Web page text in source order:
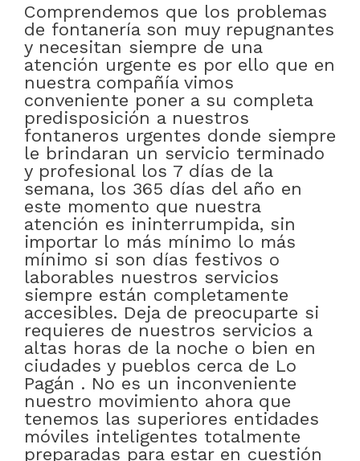
Comprendemos que los problemas
de fontanería son muy repugnantes
y necesitan siempre de una
atención urgente es por ello que en
nuestra compañía vimos
conveniente poner a su completa
predisposición a nuestros
fontaneros urgentes donde siempre
le brindaran un servicio terminado
y profesional los 7 días de la
semana, los 365 días del año en
este momento que nuestra
atención es ininterrumpida, sin
importar lo más mínimo lo más
mínimo si son días festivos o
laborables nuestros servicios
siempre están completamente
accesibles. Deja de preocuparte si
requieres de nuestros servicios a
altas horas de la noche o bien en
ciudades y pueblos cerca de Lo
Pagán . No es un inconveniente
nuestro movimiento ahora que
tenemos las superiores entidades
móviles inteligentes totalmente
preparadas para estar en cuestión